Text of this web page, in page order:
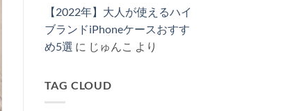
集
へ
の
特
へ
ー
ス
新
作
2026：
安
に“盛
れ
楽
め
ハ
ン
り
せ
【2022年】大人が使えるハイ
ブランドiPhoneケースおすす
め5選 に じゅんこ より
TAG CLOUD